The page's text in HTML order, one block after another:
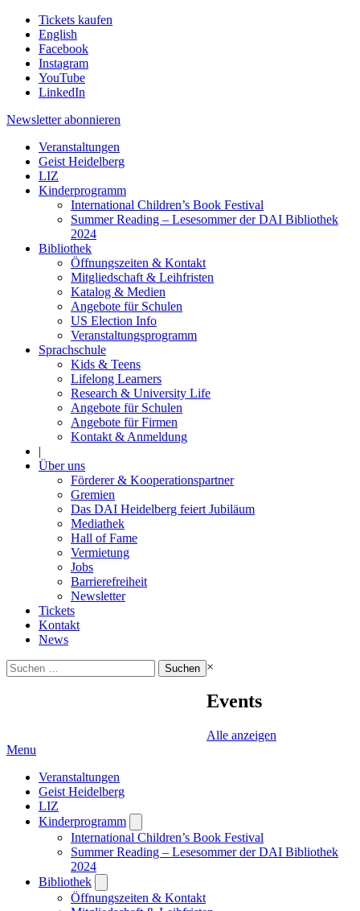
Tickets kaufen
English
Facebook
Instagram
YouTube
LinkedIn
Newsletter abonnieren
Veranstaltungen
Geist Heidelberg
LIZ
Kinderprogramm
International Children’s Book Festival
Summer Reading – Lesesommer der DAI Bibliothek
2024
Bibliothek
Öffnungszeiten & Kontakt
Mitgliedschaft & Leihfristen
Katalog & Medien
Angebote für Schulen
US Election Info
Veranstaltungsprogramm
Sprachschule
Kids & Teens
Lifelong Learners
Research & University Life
Angebote für Schulen
Angebote für Firmen
Kontakt & Anmeldung
|
Über uns
Förderer & Kooperationspartner
Gremien
Das DAI Heidelberg feiert Jubiläum
Mediathek
Hall of Fame
Vermietung
Jobs
Barrierefreiheit
Newsletter
Tickets
Kontakt
News
Suchen
nach:
×
Events
Alle anzeigen
Menu
Veranstaltungen
Geist Heidelberg
LIZ
Kinderprogramm
submenu
International Children’s Book Festival
Summer Reading – Lesesommer der DAI Bibliothek
2024
Bibliothek
submenu
Öffnungszeiten & Kontakt